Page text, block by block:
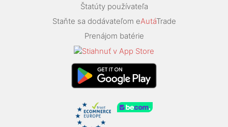
Štatúty používateľa
Staňte sa dodávateľom eAutáTrade
Prenájom batérie